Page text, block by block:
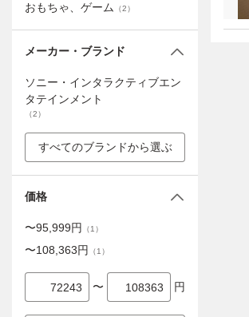
おもちゃ、ゲーム （2）
メーカー・ブランド
ソニー・インタラクティブエン
タテインメント
（2）
すべてのブランドから選ぶ
価格
〜95,999円 （1 ）
〜108,363円 （1 ）
〜 円